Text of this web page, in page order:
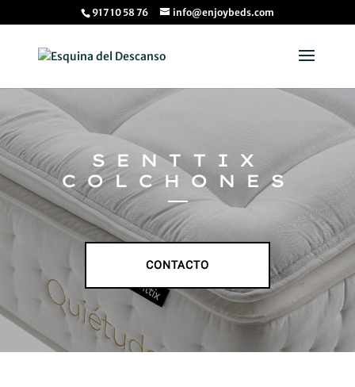
917 10 58 76 info@enjoybeds.com
SENTTIX
COLCHONES
CONTACTO